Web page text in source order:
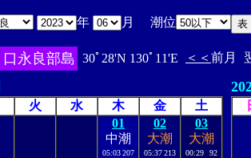
年 月 潮位
永良部島 30ﾟ28'N 130ﾟ11'E ＜＜ 前月
火 水 木 金 土
01
中潮
05:03207
02
大潮
05:37213
03
大潮
00:29
92